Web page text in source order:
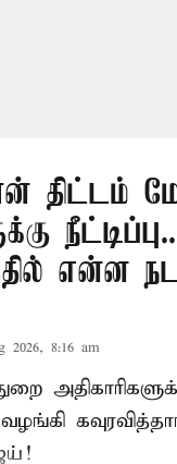
திட்டம்
என்ன
2026, 8:16 am